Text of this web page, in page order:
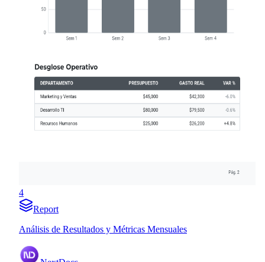
4
Report
Análisis de Resultados y Métricas Mensuales